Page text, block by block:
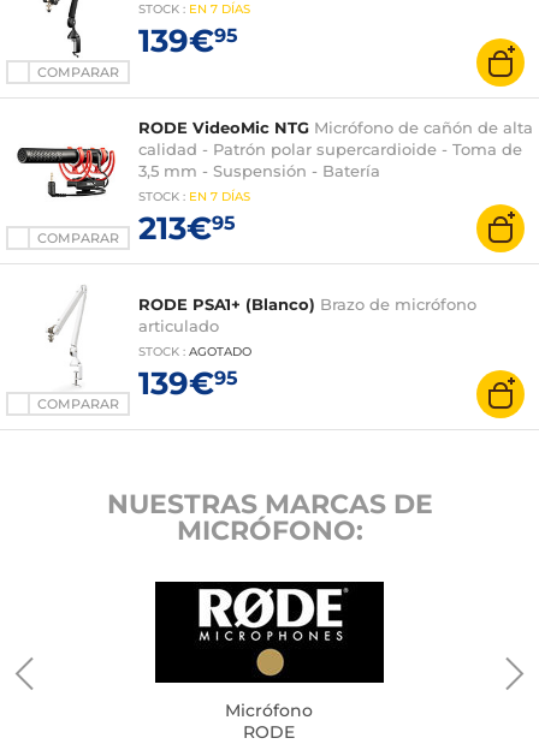
COMPARAR
STOCK : EN 7 DÍAS
139€95
COMPARAR
RODE VideoMic NTG Micrófono de cañón de alta
calidad - Patrón polar supercardioide - Toma de
3,5 mm - Suspensión - Batería
STOCK : EN 7 DÍAS
213€95
COMPARAR
RODE PSA1+ (Blanco) Brazo de micrófono
articulado
STOCK : AGOTADO
139€95
NUESTRAS MARCAS DE
MICRÓFONO:
Micrófono
RODE